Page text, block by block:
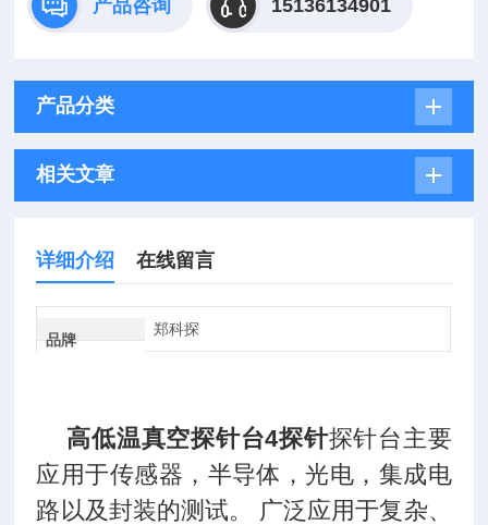
产品咨询 15136134901
产品分类
相关文章
详细介绍 在线留言
品牌
郑科探
高低温真空探针台4探针探针台主要
应用于传感器，半导体，光电，集成电
路以及封装的测试。
广泛应用于复杂、